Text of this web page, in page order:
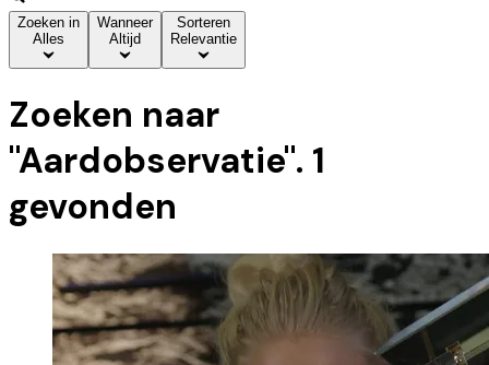
Zoeken in
Alles
Wanneer
Altijd
Sorteren
Relevantie
Zoeken naar
"Aardobservatie". 1
gevonden